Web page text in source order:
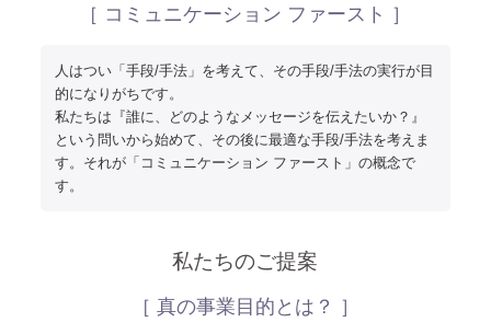
［ コミュニケーション ファースト ］
人はつい「手段/手法」を考えて、その手段/手法の実行が目
的になりがちです。
私たちは『誰に、どのようなメッセージを伝えたいか？』
という問いから始めて、その後に最適な手段/手法を考えま
す。それが「コミュニケーション ファースト」の概念で
す。
私たちのご提案
［ 真の事業目的とは？ ］